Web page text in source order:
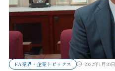
FA業界・企業トピックス 2022年1月20日